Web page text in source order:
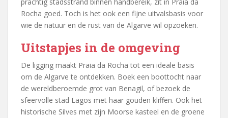
Rocha goed. Toch is het ook een fijne uitvalsbasis voor
wie de natuur en de rust van de Algarve wil opzoeken.
Uitstapjes in de omgeving
De ligging maakt Praia da Rocha tot een ideale basis
om de Algarve te ontdekken. Boek een boottocht naar
de wereldberoemde grot van Benagil, of bezoek de
sfeervolle stad Lagos met haar gouden kliffen. Ook het
historische Silves met zijn Moorse kasteel en de groene